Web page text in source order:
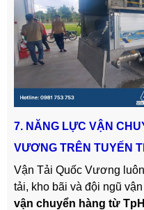
7. NĂNG LỰC VẬN
VƯƠNG TRÊN TUYẾN
Vận Tải Quốc Vương
tải, kho bãi và đội ngũ
vận chuyển hàng từ